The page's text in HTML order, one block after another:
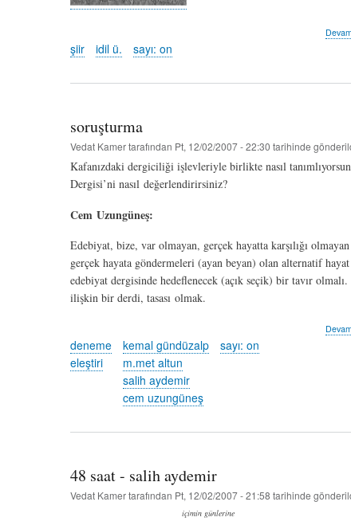
cezir
şiir idil ü. sayı: on
soruşturma
Vedat Kamertarafından Pt, 12/02/2007 - 22:30 tarihinde
Kafanızdaki dergiciliği işlevleriyle birlikte nasıl
Dergisi’ni nasıl değerlendirirsiniz?
Cem Uzungüneş:
Edebiyat, bize, var olmayan, gerçek hayatta karşılığı
gerçek hayata göndermeleri (ayan beyan) olan alternatif
edebiyat dergisinde hedeflenecek (açık seçik) bir tavır
ilişkin bir derdi, tasası olmak.
deneme
eleştiri
kemal gündüzalp
m.met altun
salih aydemir
cem uzungüneş
sayı: on
48 saat - salih aydemir
Vedat Kamertarafından Pt, 12/02/2007 - 21:58 tarihinde
içimin günlerine